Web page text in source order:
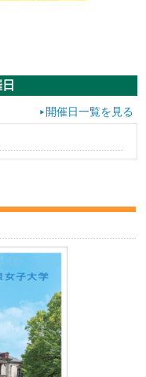
開催日一覧を見る